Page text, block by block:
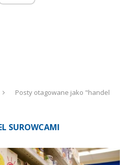
Posty otagowane jako "handel
SUROWCAMI